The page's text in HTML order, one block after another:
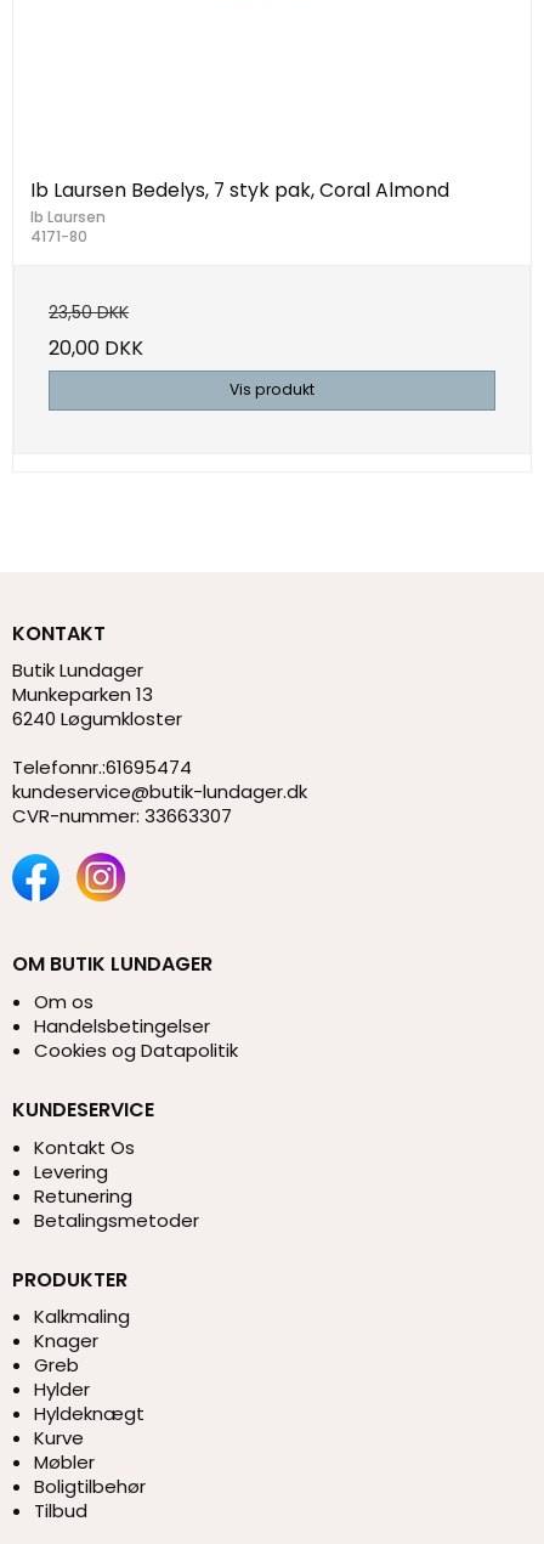
Ib Laursen Bedelys, 7 styk pak, Coral Almond
Ib Laursen
4171-80
23,50 DKK
20,00 DKK
Vis produkt
KONTAKT
Butik Lundager
Munkeparken 13
6240 Løgumkloster
Telefonnr.:61695474
kundeservice@butik-lundager.dk
CVR-nummer: 33663307
OM BUTIK LUNDAGER
Om os
Handelsbetingelser
Cookies og Datapolitik
KUNDESERVICE
Kontakt Os
Levering
Retunering
Betalingsmetoder
PRODUKTER
Kalkmaling
Knager
Greb
Hylder
Hyldeknægt
Kurve
Møbler
Boligtilbehør
Tilbud